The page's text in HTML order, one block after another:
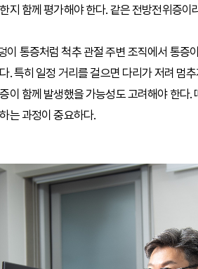
지 함께 평가해야 한다. 같은 전방전위증
통증처럼 척추 관절 주변 조직에서 통증
. 특히 일정 거리를 걸으면 다리가 저려 멈
이 함께 발생했을 가능성도 고려해야 한다.
는 과정이 중요하다.